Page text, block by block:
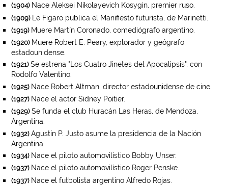
(1904)Nace Aleksei Nikolayevich Kosygin, premier ruso.
(1909)Le Figaro publica el Manifiesto futurista, de Marinetti.
(1919)Muere Martín Coronado, comediógrafo argentino.
(1920)Muere Robert E. Peary, explorador y geógrafo
estadounidense.
(1921)Se estrena "Los Cuatro Jinetes del Apocalipsis", con
Rodolfo Valentino.
(1925)Nace Robert Altman, director estadounidense de cine.
(1927)Nace el actor Sidney Poitier.
(1929)Se funda el club Huracán Las Heras, de Mendoza,
Argentina.
(1932)Agustín P. Justo asume la presidencia de la Nación
Argentina.
(1934)Nace el piloto automovilístico Bobby Unser.
(1937)Nace el piloto automovilístico Roger Penske.
(1937)Nace el futbolista argentino Alfredo Rojas.